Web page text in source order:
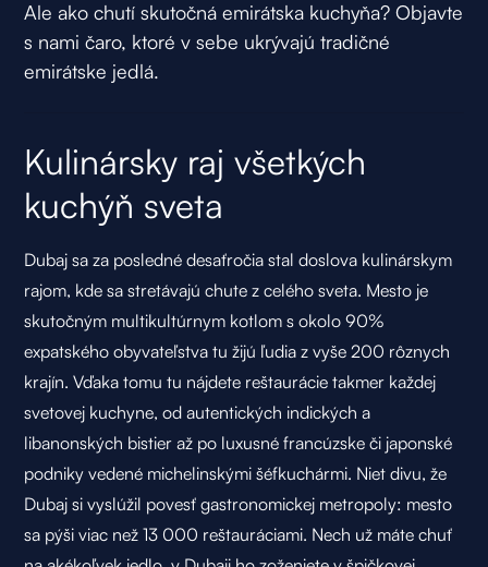
Ale ako chutí skutočná emirátska kuchyňa? Objavte
s nami čaro, ktoré v sebe ukrývajú tradičné
emirátske jedlá.
Kulinársky raj všetkých
kuchýň sveta
Dubaj sa za posledné desaťročia stal doslova kulinárskym
rajom, kde sa stretávajú chute z celého sveta. Mesto je
skutočným multikultúrnym kotlom s okolo 90%
expatského obyvateľstva tu žijú ľudia z vyše 200 rôznych
krajín. Vďaka tomu tu nájdete reštaurácie takmer každej
svetovej kuchyne, od autentických indických a
libanonských bistier až po luxusné francúzske či japonské
podniky vedené michelinskými šéfkuchármi. Niet divu, že
Dubaj si vyslúžil povesť gastronomickej metropoly: mesto
sa pýši viac než 13 000 reštauráciami. Nech už máte chuť